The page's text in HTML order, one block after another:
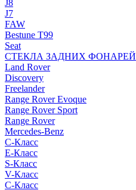
J8
J7
FAW
Bestune T99
Seat
СТЕКЛА ЗАДНИХ ФОНАРЕЙ
Land Rover
Discovery
Freelander
Range Rover Evoque
Range Rover Sport
Range Rover
Mercedes-Benz
C-Класс
E-Класс
S-Класс
V-Класс
C-Класс